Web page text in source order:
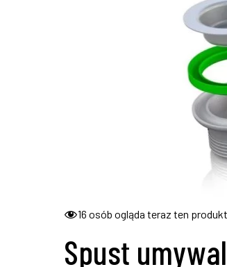
16 osób ogląda teraz ten produkt
Spust